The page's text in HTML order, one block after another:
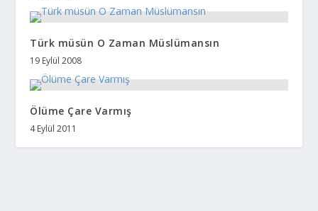
Türk müsün O Zaman Müslümansın
19 Eylül 2008
Ölüme Çare Varmış
4 Eylül 2011